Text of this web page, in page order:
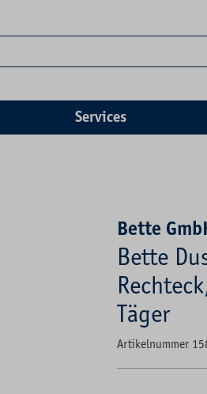
Services
Bette
Bette
Täger
Artikelnummer